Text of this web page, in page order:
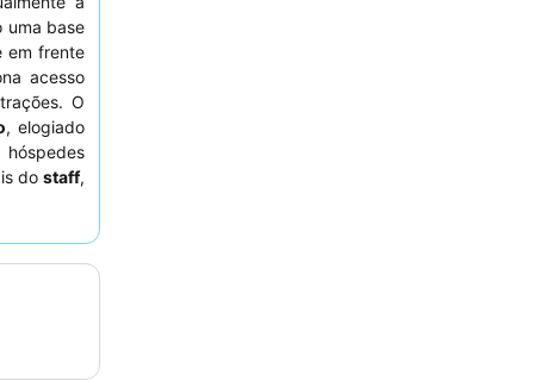
uma base
em frente
acesso
O
, elogiado
do staff,